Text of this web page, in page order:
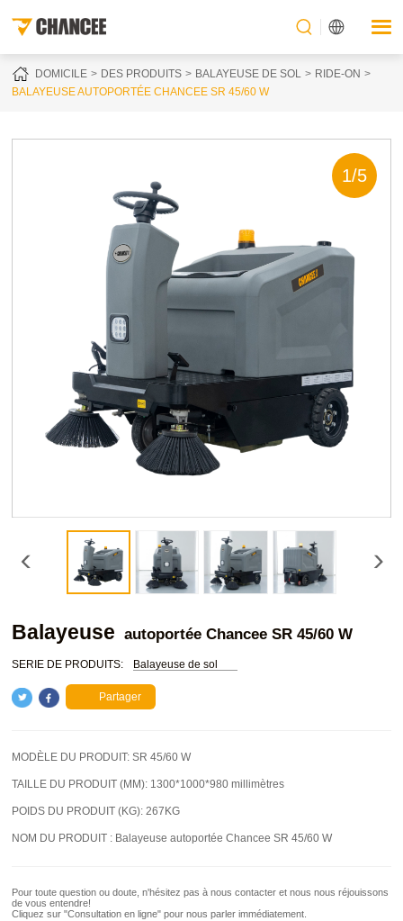
DOMICILE DES PRODUITS BALAYEUSE DE SOL
RIDE-ON
BALAYEUSE AUTOPORTÉE CHANCEE SR 45/60 W
1/5
Balayeuse autoportée Chancee SR 45/60 W
SERIE DE PRODUITS: Balayeuse de sol
Partager
MODÈLE DU PRODUIT:SR 45/60 W
TAILLE DU PRODUIT (MM): 1300*1000*980 millimètres
POIDS DU PRODUIT (KG):267KG
NOM DU PRODUIT : Balayeuse autoportée Chancee SR 45/60 W
Pour toute question ou doute, n'hésitez pas à nous contacter et nous nous réjouissons
de vous entendre!
Cliquez sur "Consultation en ligne" pour nous parler immédiatement.